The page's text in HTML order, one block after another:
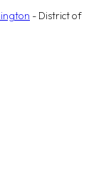
- District of